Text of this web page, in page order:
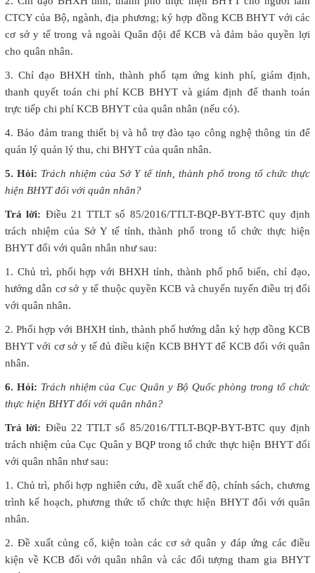
CTCY của Bộ, ngành, địa phương; ký hợp đồng KCB BHYT với các
cơ sở y tế trong và ngoài Quân đội để KCB và đảm bảo quyền lợi
cho quân nhân.
3. Chỉ đạo BHXH tỉnh, thành phố tạm ứng kinh phí, giám định,
thanh quyết toán chi phí KCB BHYT và giám định để thanh toán
trực tiếp chi phí KCB BHYT của quân nhân (nếu có).
4. Bảo đảm trang thiết bị và hỗ trợ đào tạo công nghệ thông tin để
quản lý quản lý thu, chi BHYT của quân nhân.
5. Hỏi: Trách nhiệm của Sở Y tế tỉnh, thành phố trong tổ chức thực
hiện BHYT đối với quân nhân?
Trả lời: Điều 21 TTLT số 85/2016/TTLT-BQP-BYT-BTC quy định
trách nhiệm của Sở Y tế tỉnh, thành phố trong tổ chức thực hiện
BHYT đối với quân nhân như sau:
1. Chủ trì, phối hợp với BHXH tỉnh, thành phố phổ biến, chỉ đạo,
hướng dẫn cơ sở y tế thuộc quyền KCB và chuyển tuyến điều trị đối
với quân nhân.
2. Phối hợp với BHXH tỉnh, thành phố hướng dẫn ký hợp đồng KCB
BHYT với cơ sở y tế đủ điều kiện KCB BHYT để KCB đối với quân
nhân.
6. Hỏi: Trách nhiệm của Cục Quân y Bộ Quốc phòng trong tổ chức
thực hiện BHYT đối với quân nhân?
Trả lời: Điều 22 TTLT số 85/2016/TTLT-BQP-BYT-BTC quy định
trách nhiệm của Cục Quân y BQP trong tổ chức thực hiện BHYT đối
với quân nhân như sau:
1. Chủ trì, phối hợp nghiên cứu, đề xuất chế độ, chính sách, chương
trình kế hoạch, phương thức tổ chức thực hiện BHYT đối với quân
nhân.
2. Đề xuất củng cố, kiện toàn các cơ sở quân y đáp ứng các điều
kiện về KCB đối với quân nhân và các đối tượng tham gia BHYT